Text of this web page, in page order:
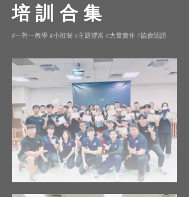
培訓合集
#ㄧ對一教學 #小班制 #主題豐富 #大量實作 #協會認證